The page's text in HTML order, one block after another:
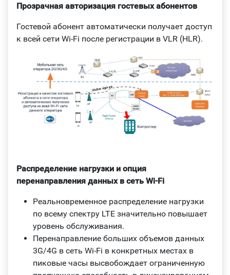
Прозрачная авторизация гостевых абонентов
Гостевой абонент автоматически получает доступ
к всей сети Wi-Fi после регистрации в VLR (HLR).
Распределение нагрузки и опция
перенаправления данных в сеть Wi-Fi
Реальновременное распределение нагрузки
по всему спектру LTE значительно повышает
уровень обслуживания.
Перенаправление больших объемов данных
3G/4G в сеть Wi‑Fi в конкретных местах в
пиковые часы высвобождает ограниченную